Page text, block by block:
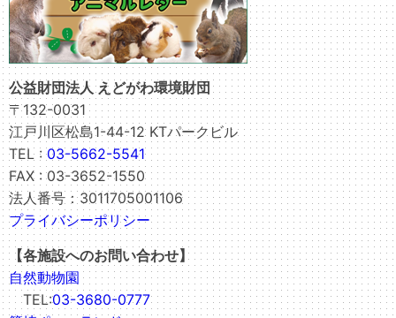
公益財団法人 えどがわ環境財団
〒132-0031
江戸川区松島1-44-12 KTパークビル
TEL :03-5662-5541
FAX : 03-3652-1550
法人番号：3011705001106
プライバシーポリシー
【各施設へのお問い合わせ】
自然動物園
TEL:03-3680-0777